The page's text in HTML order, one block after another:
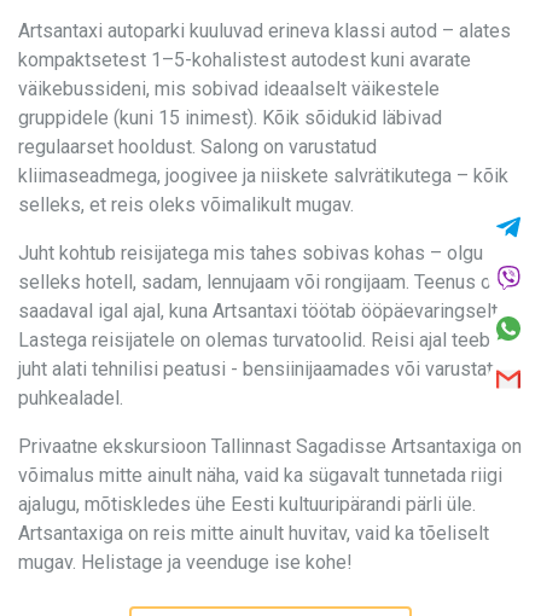
Artsantaxi autoparki kuuluvad erineva klassi autod – alates
kompaktsetest 1–5-kohalistest autodest kuni avarate
väikebussideni, mis sobivad ideaalselt väikestele
gruppidele (kuni 15 inimest). Kõik sõidukid läbivad
regulaarset hooldust. Salong on varustatud
kliimaseadmega, joogivee ja niiskete salvrätikutega – kõik
selleks, et reis oleks võimalikult mugav.
Juht kohtub reisijatega mis tahes sobivas kohas – olgu
selleks hotell, sadam, lennujaam või rongijaam. Teenus on
saadaval igal ajal, kuna Artsantaxi töötab ööpäevaringselt.
Lastega reisijatele on olemas turvatoolid. Reisi ajal teeb
juht alati tehnilisi peatusi - bensiinijaamades või varustatud
puhkealadel.
Privaatne ekskursioon Tallinnast Sagadisse Artsantaxiga on
võimalus mitte ainult näha, vaid ka sügavalt tunnetada riigi
ajalugu, mõtiskledes ühe Eesti kultuuripärandi pärli üle.
Artsantaxiga on reis mitte ainult huvitav, vaid ka tõeliselt
mugav. Helistage ja veenduge ise kohe!